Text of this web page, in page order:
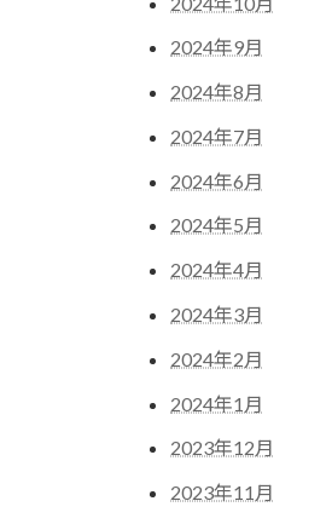
2024年9月
2024年8月
2024年7月
2024年6月
2024年5月
2024年4月
2024年3月
2024年2月
2024年1月
2023年12月
2023年11月